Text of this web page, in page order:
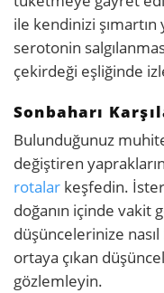
ile kendinizi
serotonin
çekirdeği eşliğinde
Sonbaharı
Bulunduğunuz
değiştiren
rotalar keşfedin.
doğanın içinde vakit
düşüncelerinize nasıl
ortaya çıkan
gözlemleyin.